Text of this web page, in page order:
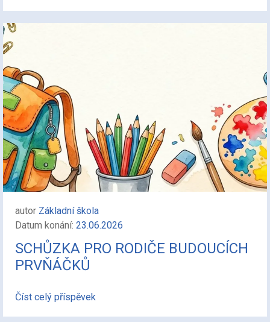
autor Základní škola
Datum konání: 23.06.2026
SCHŮZKA PRO RODIČE BUDOUCÍCH
PRVŇÁČKŮ
Číst celý příspěvek